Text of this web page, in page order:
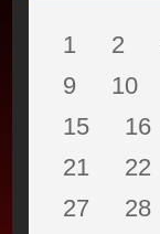
1 2
9
10
15
16
21
22
27
28